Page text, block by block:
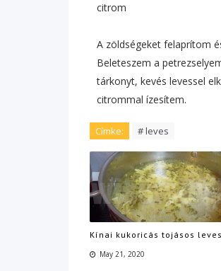
citrom
A zöldségeket felaprítom
Beleteszem a
tárkonyt, kevés levessel
citrommal ízesítem.
Címke: # leves
Kínai kukoricás tojásos leves
May 21, 2020